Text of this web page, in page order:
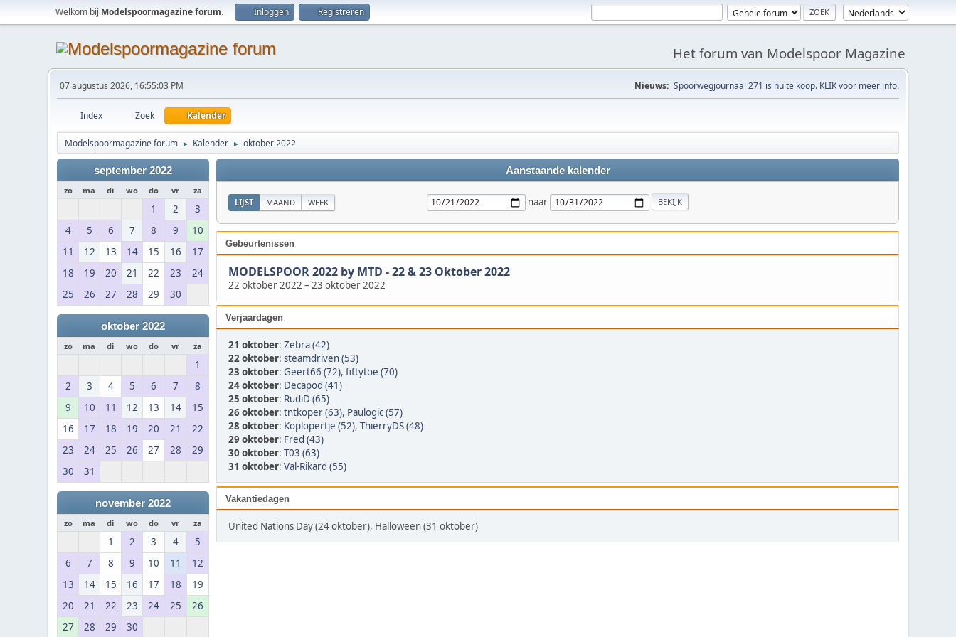
Welkom bij Modelspoormagazine forum. Inloggen Registreren
Het forum van Modelspoor Magazine
07 augustus 2026, 16:55:03 PM Nieuws: Spoorwegjournaal 271 is nu te koop. KLIK voor meer info.
Index Zoek Kalender
Modelspoormagazine forum ► Kalender ► oktober 2022
september 2022
zo ma di wo do vr za
1 2
3
4
5 6 7 8 9
10
11
12 13 14 15 16
17
18
19 20 21 22 23
24
25
26 27 28 29 30
oktober 2022
zo ma di wo do vr za
1
2
3 4 5 6 7
8
9
10 11 12 13 14
15
16
17 18 19 20 21
22
23
24 25 26 27 28
29
30
31
november 2022
zo ma di wo do vr za
1 2 3 4
5
6
7 8 9 10 11
12
13
14 15 16 17 18
19
20
21 22 23 24 25
26
27
28 29 30
Aanstaande kalender
LIJST MAAND WEEK naar
Gebeurtenissen
MODELSPOOR 2022 by MTD - 22 & 23 Oktober 2022
22 oktober 2022 –23 oktober 2022
Verjaardagen
21 oktober:Zebra (42)
22 oktober:steamdriven (53)
23 oktober:Geert66 (72),fiftytoe (70)
24 oktober: Decapod (41)
25 oktober: RudiD (65)
26 oktober:tntkoper (63), Paulogic (57)
28 oktober: Koplopertje (52),ThierryDS (48)
29 oktober: Fred (43)
30 oktober:T03 (63)
31 oktober:Val-Rikard (55)
Vakantiedagen
United Nations Day (24 oktober), Halloween (31 oktober)